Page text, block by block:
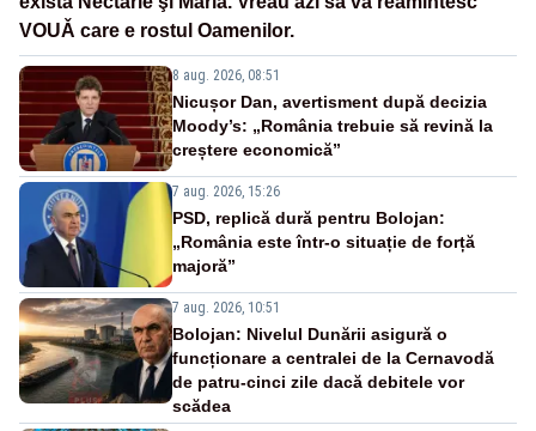
VOUǍ care e rostul Oamenilor.
8 aug. 2026, 08:51
Nicușor Dan, avertisment după decizia
Moody’s: „România trebuie să revină la
creștere economică”
7 aug. 2026, 15:26
PSD, replică dură pentru Bolojan:
„România este într-o situație de forță
majoră”
7 aug. 2026, 10:51
Bolojan: Nivelul Dunării asigură o
funcționare a centralei de la Cernavodă
de patru-cinci zile dacă debitele vor
scădea